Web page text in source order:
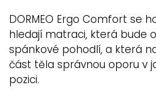
DORMEO Ergo Comfort se
hledají matraci, která bude
spánkové pohodlí, a která
část těla správnou oporu v
pozici.